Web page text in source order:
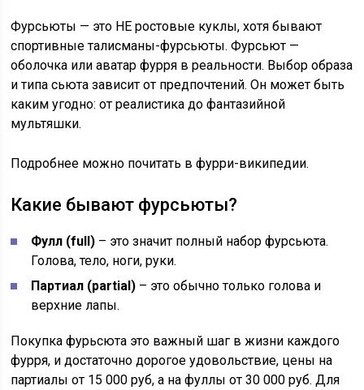
Фурсьюты — это НЕ ростовые куклы, хотя бывают
спортивные талисманы-фурсьюты. Фурсьют —
оболочка или аватар фурря в реальности. Выбор образа
и типа сьюта зависит от предпочтений. Он может быть
каким угодно: от реалистика до фантазийной
мультяшки.
Подробнее можно почитать в фурри-википедии.
Какие бывают фурсьюты?
Фулл (full) – это значит полный набор фурсьюта.
Голова, тело, ноги, руки.
Партиал (partial) – это обычно только голова и
верхние лапы.
Покупка фурьсюта это важный шаг в жизни каждого
фурря, и достаточно дорогое удовольствие, цены на
партиалы от 15 000 руб, а на фуллы от 30 000 руб. Для